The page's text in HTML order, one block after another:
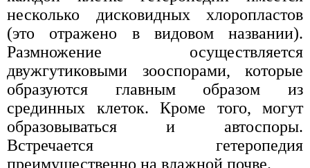
несколько дисковидных хлоропластов
(это отражено в видовом названии).
Размножение осуществляется
двужгутиковыми зооспорами, которые
образуются главным образом из
срединных клеток. Кроме того, могут
образовываться и автоспоры.
Встречается гетеропедия
преимущественно на влажной почве.